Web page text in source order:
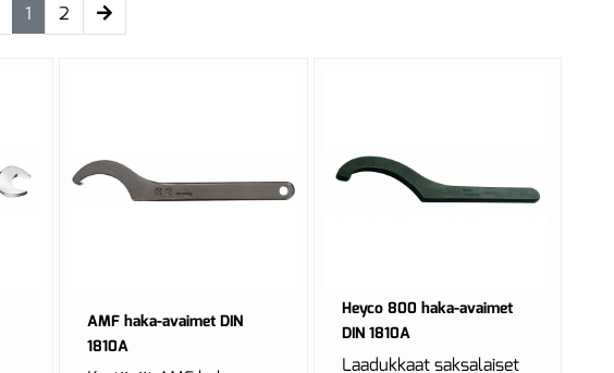
1 (current)
2
AMF haka-avaimet DIN
1810A
Heyco 800 haka-avaimet
DIN 1810A
Laadukkaat saksalaiset